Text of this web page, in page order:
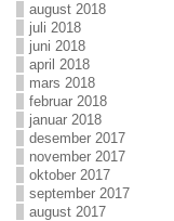
august 2018
juli 2018
juni 2018
april 2018
mars 2018
februar 2018
januar 2018
desember 2017
november 2017
oktober 2017
september 2017
august 2017